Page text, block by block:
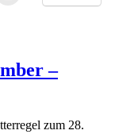
–
zum 28.